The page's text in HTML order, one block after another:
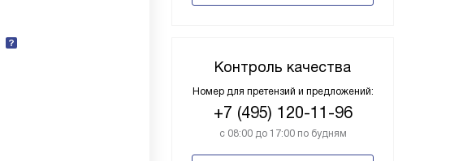
Контроль качества
Номер для претензий и предложений:
+7 (495) 120-11-96
с 08:00 до 17:00 по будням